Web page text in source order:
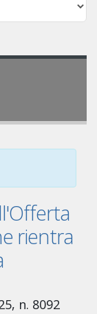
rientra
n. 8092